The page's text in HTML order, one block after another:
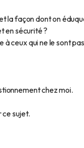
façon dont on
en sécurité ?
à ceux qui ne le sont
chez moi.
ce sujet.